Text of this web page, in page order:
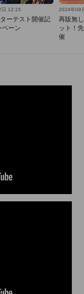
ーと戦える】
久キャラカードとし
日 12:15
ーテスト開催記
ペーン
2024年09
再販無
ット！
催